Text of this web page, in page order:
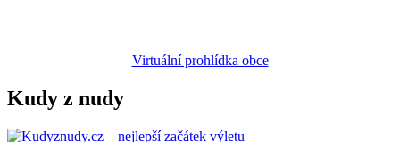
Virtuální prohlídka obce
Kudy z nudy